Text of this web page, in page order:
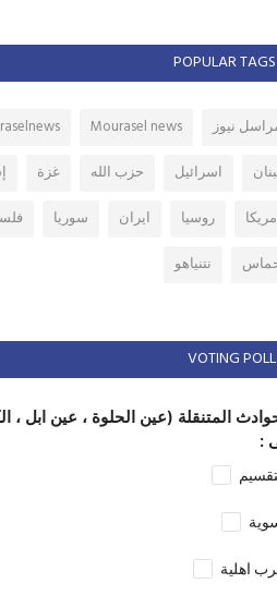
POPULAR TAGS
نيوز Mourasel news
اسرائيل حزب الله غزة
روسيا ايران سوريا
نتنياهو
VOTING POLL
المتنقلة (عين الحلوة ، عين ابل ،
:
اهلية